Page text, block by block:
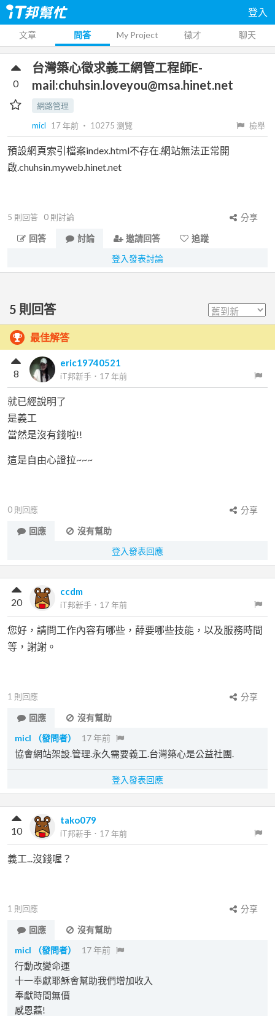
登入
文章 問答 My Project 徵才 聊天
台灣築心徵求義工網管工程師E-
mail:chuhsin.loveyou@msa.hinet.net
網路管理
micl
17 年前 ‧ 10275 瀏覽 檢舉
0
預設網頁索引檔案index.html不存在.網站無法正常開
啟.chuhsin.myweb.hinet.net
5 則回答 0 則討論
分享
回答
討論 邀請回答
追蹤
登入發表討論
5 則回答
最佳解答
eric19740521
iT邦新手 ． 17 年前
8
就已經說明了
是義工
當然是沒有錢啦!!
這是自由心證拉~~~
0 則回應
分享
回應
沒有幫助
登入發表回應
ccdm
iT邦新手 ． 17 年前
20
您好，請問工作內容有哪些，薛要哪些技能，以及服務時間
等，謝謝。
1 則回應
分享
回應
沒有幫助
micl
（發問者） 17 年前
協會網站架設.管理.永久需要義工.台灣築心是公益社團.
登入發表回應
tako079
iT邦新手 ． 17 年前
10
義工...沒錢喔？
1 則回應
分享
回應
沒有幫助
micl
（發問者） 17 年前
行動改變命運
十一奉獻耶穌會幫助我們增加收入
奉獻時間無價
感恩藞!